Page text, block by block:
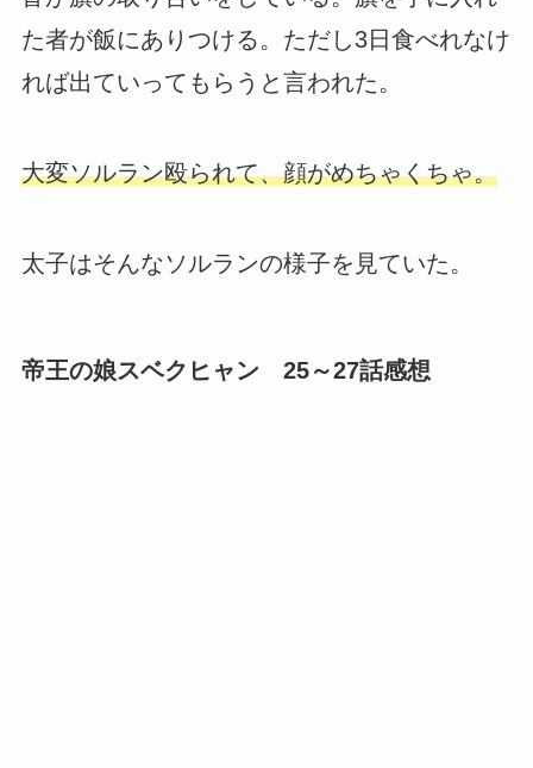
た者が飯にありつける。ただし3日食べれなけ
れば出ていってもらうと言われた。
大変ソルラン殴られて、顔がめちゃくちゃ。
太子はそんなソルランの様子を見ていた。
帝王の娘スベクヒャン 25～27話感想